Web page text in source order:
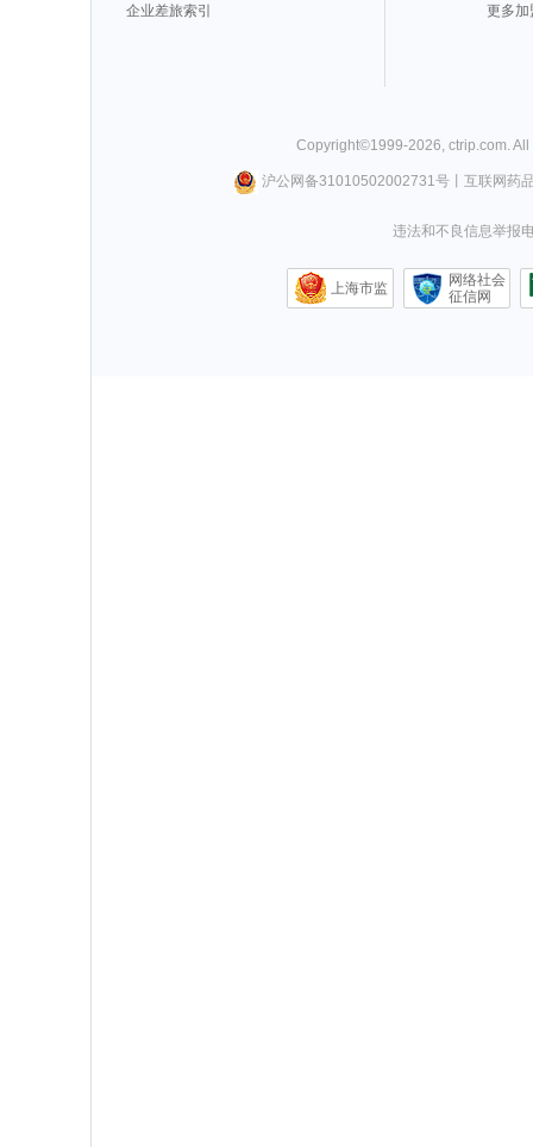
企业差旅索引
更多加
Copyright©1999-2026 ctrip.com .
沪公网备31010502002731号丨 互联网药
违法和不良信息举报
上海市监
网络社会
征信网